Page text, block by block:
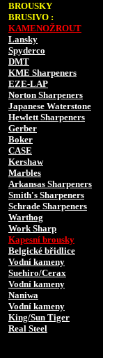
BROUSKY
BRUSIVO :
KAMENOŽROUT
Lansky
Spyderco
DMT
KME Sharpeners
EZE-LAP
Norton Sharpeners
Japanese Waterstone
Hewlett Sharpeners
Gerber
Boker
CASE
Kershaw
Marbles
Arkansas Sharpeners
Smith's Sharpeners
Schrade Sharpeners
Warthog
Work Sharp
Kapesní brousky
Belgické břidlice
Vodní kameny
Suehiro/Cerax
Vodní kameny
Naniwa
Vodní kameny
King/Sun Tiger
Real Steel